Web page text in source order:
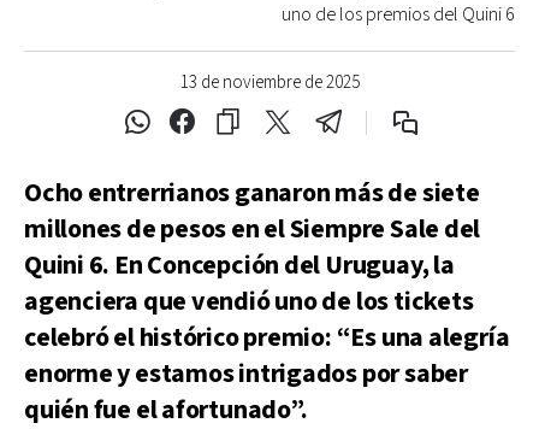
13 de noviembre de 2025
uno de los premios del Quini 6
Ocho entrerrianos ganaron más de siete
millones de pesos en el Siempre Sale del
Quini 6. En Concepción del Uruguay, la
agenciera que vendió uno de los tickets
celebró el histórico premio: “Es una alegría
enorme y estamos intrigados por saber
quién fue el afortunado”.